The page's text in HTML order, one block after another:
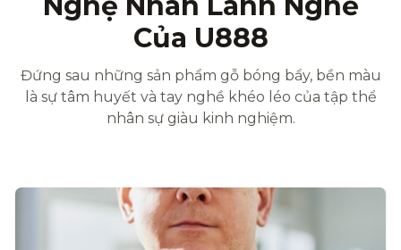
Của U888
Đứng sau những sản phẩm gỗ bóng bẩy, bền màu
là sự tâm huyết và tay nghề khéo léo của tập thể
nhân sự giàu kinh nghiệm.